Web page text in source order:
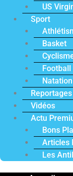
US
Sport
Basket
Football
Natation
Reportages
Vidéos
Actu
Bons
Articles
Les